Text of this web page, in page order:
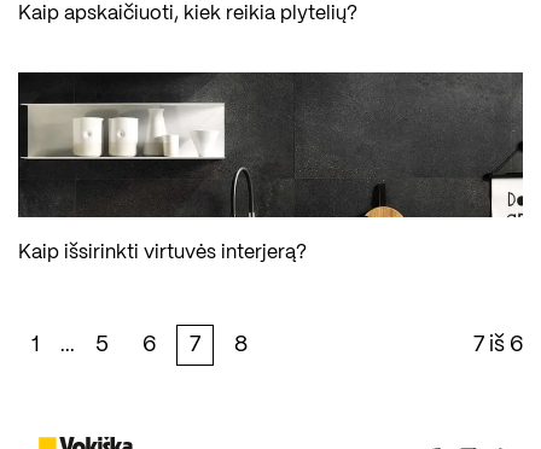
Kaip apskaičiuoti, kiek reikia plytelių?
Kaip išsirinkti virtuvės interjerą?
1 ... 5 6 7 8 7 iš 6